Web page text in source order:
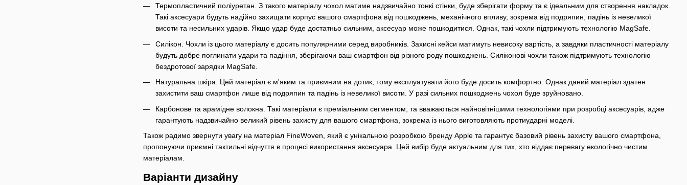
Термопластичний поліуретан. З такого матеріалу чохол матиме надзвичайно тонкі стінки, буде зберігати форму та є ідеальним для створення накладок.
Такі аксесуари будуть надійно захищати корпус вашого смартфона від пошкоджень, механічного впливу, зокрема від подряпин, падінь із невеликої
висоти та несильних ударів. Якщо удар буде достатньо сильним, аксесуар може пошкодитися. Однак, такі чохли підтримують технологію MagSafe.
Силікон. Чохли із цього матеріалу є досить популярними серед виробників. Захисні кейси матимуть невисоку вартість, а завдяки пластичності матеріалу
будуть добре поглинати удари та падіння, зберігаючи ваш смартфон від різного роду пошкоджень. Силіконові чохли також підтримують технологію
бездротової зарядки MagSafe.
Натуральна шкіра. Цей матеріал є м'яким та приємним на дотик, тому експлуатувати його буде досить комфортно. Однак даний матеріал здатен
захистити ваш смартфон лише від подряпин та падінь із невеликої висоти. У разі сильних пошкоджень чохол буде зруйновано.
Карбонове та арамідне волокна. Такі матеріали є преміальним сегментом, та вважаються найновітнішими технологіями при розробці аксесуарів, адже
гарантують надзвичайно великий рівень захисту для вашого смартфона, зокрема із нього виготовляють протиударні моделі.
Також радимо звернути увагу на матеріал FineWoven, який є унікальною розробкою бренду Apple та гарантує базовий рівень захисту вашого смартфона,
пропонуючи приємні тактильні відчуття в процесі використання аксесуара. Цей вибір буде актуальним для тих, хто віддає перевагу екологічно чистим
матеріалам.
Варіанти дизайну